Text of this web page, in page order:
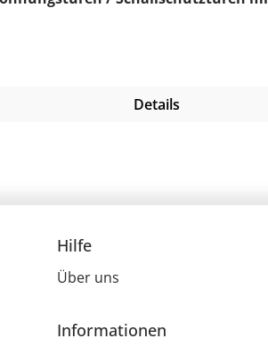
Details
Hilfe
Über uns
Informationen